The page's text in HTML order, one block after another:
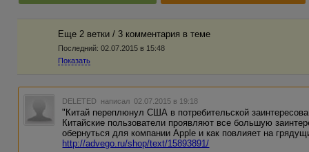
Еще 2 ветки / 3 комментария в темe
Последний: 02.07.2015 в 15:48
Показать
DELETED написал 02.07.2015 в 19:18
"Китай переплюнул США в потребительской
Китайские пользователи проявляют все большую
обернуться для компании Apple и как повлияет на
http://advego.ru/shop/text/15893891/